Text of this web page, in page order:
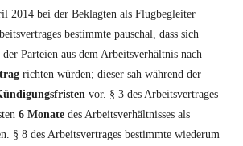
2014 bei der Beklagten als Flugbegleiter
bestimmte pauschal, dass sich
der Parteien aus dem Arbeitsverhältnis nach
richten würden; dieser sah während der
vor. § 3 des Arbeitsvertrages
6 Monate des Arbeitsverhältnisses als
§ 8 des Arbeitsvertrages bestimmte wiederum